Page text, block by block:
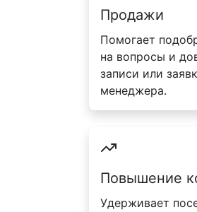
Продажи
Помогает
на вопросы и
записи или
менеджера.
Повышение
Удерживает